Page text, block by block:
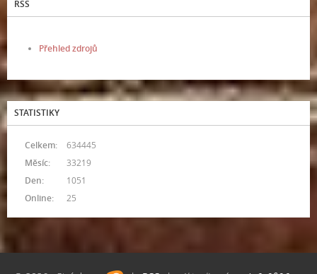
RSS
Přehled zdrojů
STATISTIKY
Online: 25
Celkem:
634445
Měsíc:
33219
Den:
1051